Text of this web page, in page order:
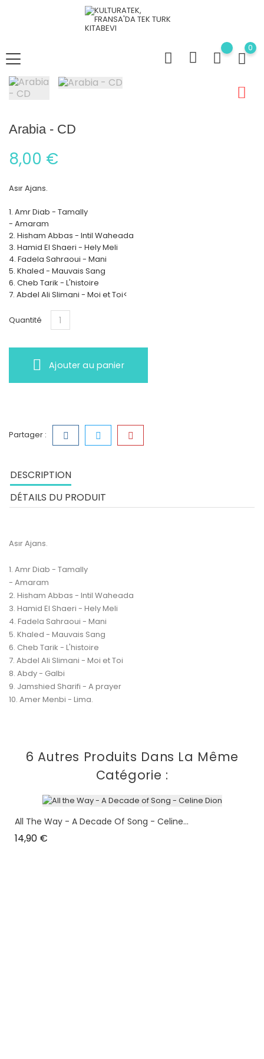
0
Arabia - CD
8,00 €
Asır Ajans.
1. Amr Diab - Tamally
- Amaram
2. Hisham Abbas - Intil Waheada
3. Hamid El Shaeri - Hely Meli
4. Fadela Sahraoui - Mani
5. Khaled - Mauvais Sang
6. Cheb Tarik - L'histoire
7. Abdel Ali Slimani - Moi et Toi<
Quantité
Ajouter au panier
Partager :
DESCRIPTION
DÉTAILS DU PRODUIT
Asır Ajans.
1. Amr Diab - Tamally
- Amaram
2. Hisham Abbas - Intil Waheada
3. Hamid El Shaeri - Hely Meli
4. Fadela Sahraoui - Mani
5. Khaled - Mauvais Sang
6. Cheb Tarik - L'histoire
7. Abdel Ali Slimani - Moi et Toi
8. Abdy - Galbi
9. Jamshied Sharifi - A prayer
10. Amer Menbi - Lima.
6 Autres Produits Dans La Même
Catégorie :
All The Way - A Decade Of Song - Celine...
14,90 €